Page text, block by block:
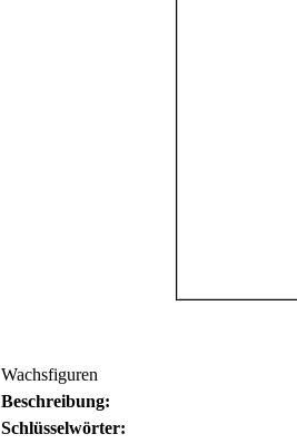
Wachsfiguren
Beschreibung:
Schlüsselwörter: